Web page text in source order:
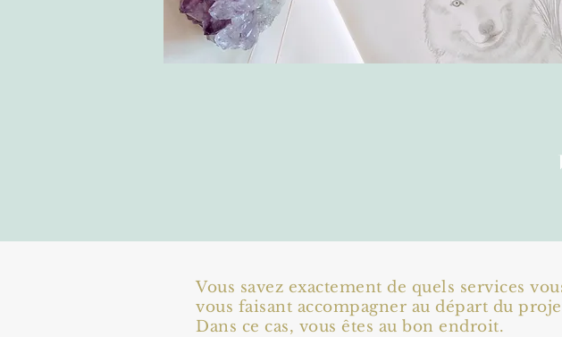
Vous savez exactement de quels services
vous faisant accompagner au départ du
Dans ce cas, vous êtes au bon endroit.